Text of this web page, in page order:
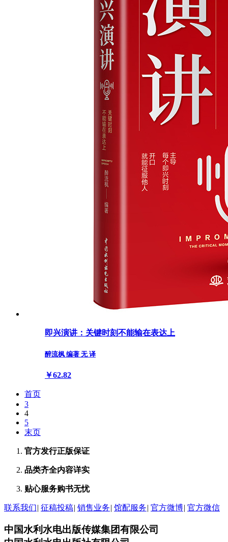
即兴演讲：关键时刻不能输在表达上
醉流枫 编著 无 译
￥62.82
首页
3
4
5
末页
官方发行正版保证
品类齐全内容详实
贴心服务购书无忧
联系我们| 征稿投稿| 销售业务| 馆配服务| 官方微博| 官方微信
中国水利水电出版传媒集团有限公司